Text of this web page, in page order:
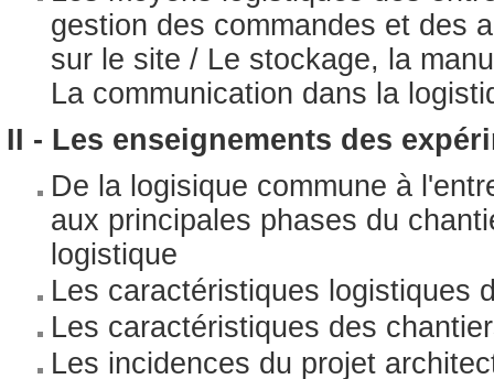
gestion des commandes et des
sur le site / Le stockage, la
La communication dans la
II - Les enseignements des
De la logisique commune à
aux principales phases du
logistique
Les caractéristiques logistiques
Les caractéristiques des
Les incidences du projet